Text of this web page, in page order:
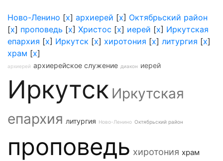
Ново-Ленино [x] архиерей [x] Октябрьский район
[x] проповедь [x] Христос [x] иерей [x] Иркутская
епархия [x] Иркутск [x] хиротония [x] литургия [x]
храм [x]
архиерей архиерейское служение диакон иерей
Иркутск Иркутская
епархия литургия Ново-Ленино Октябрьский район
проповедь хиротония храм